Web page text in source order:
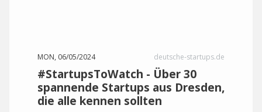
MON, 06/05/2024 deutsche-startups.de
#StartupsToWatch - Über 30
spannende Startups aus Dresden,
die alle kennen sollten